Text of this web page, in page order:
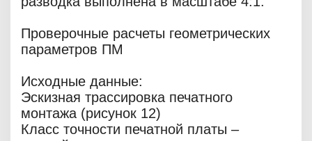
Проверочные расчеты геометрических
параметров ПМ
Исходные данные:
Эскизная трассировка печатного
монтажа (рисунок 12)
Класс точности печатной платы –